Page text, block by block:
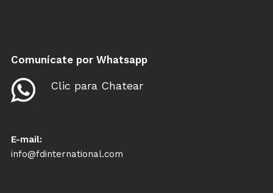
Comunícate por Whatsapp
Clic para Chatear
E-mail:
info@fdinternational.com